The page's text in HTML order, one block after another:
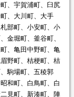
、宇賀浦町、臼尻
、大川町、大手
部町、小安町、小
金堀町、釜谷町、
、亀田中野町、亀
野町、桔梗町、桔
駒場町、五稜郭
和町、白鳥町、白
見町、新湊町、陣